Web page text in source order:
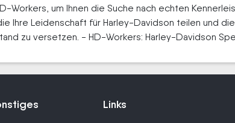
Workers, um Ihnen die Suche nach echten
Ihre Leidenschaft für Harley-Davidson teilen und
zu versetzen. - HD-Workers: Harley-Davidson
Links